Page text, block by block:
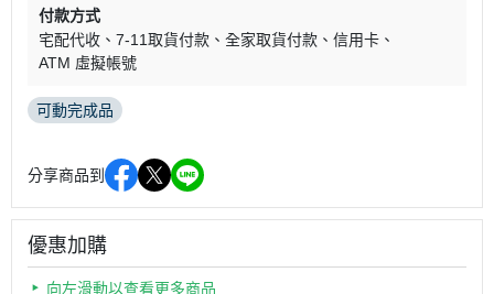
付款方式
宅配代收
7-11取貨付款 全家取貨付款
信用卡
ATM 虛擬帳號
可動完成品
分享商品到
優惠加購
向左滑動以查看更多商品